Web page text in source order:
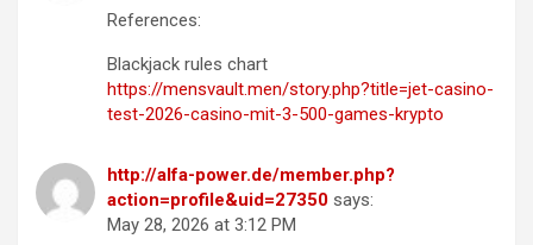
References:
Blackjack rules chart
https://mensvault.men/story.php?title=jet-casino-
test-2026-casino-mit-3-500-games-krypto
http://alfa-power.de/member.php?
action=profile&uid=27350 says:
May 28, 2026 at 3:12 PM